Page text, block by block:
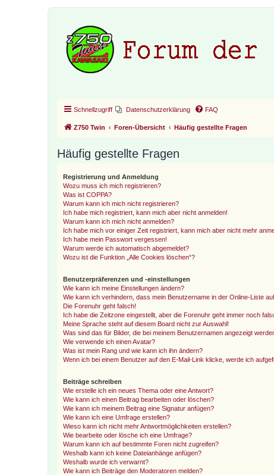
Schnellzugriff Datenschutzerklärung FAQ
Z750 Twin Foren-Übersicht Häufig gestellte Fragen
Häufig gestellte Fragen
Registrierung und Anmeldung
Wozu muss ich mich registrieren?
Was ist COPPA?
Warum kann ich mich nicht registrieren?
Ich habe mich registriert, kann mich aber nicht anmelden!
Warum kann ich mich nicht anmelden?
Ich habe mich vor einiger Zeit registriert, kann mich aber nicht mehr
Ich habe mein Passwort vergessen!
Warum werde ich automatisch abgemeldet?
Wozu ist die Funktion „Alle Cookies löschen“?
Benutzerpräferenzen und -einstellungen
Wie kann ich meine Einstellungen ändern?
Wie kann ich verhindern, dass mein Benutzername in der Online-Liste
Die Forenuhr geht falsch!
Ich habe die Zeitzone eingestellt, aber die Forenuhr geht immer noch
Meine Sprache steht auf diesem Board nicht zur Auswahl!
Was sind das für Bilder, die bei meinem Benutzernamen angezeigt
Wie verwende ich einen Avatar?
Was ist mein Rang und wie kann ich ihn ändern?
Wenn ich bei einem Benutzer auf den E-Mail-Link klicke, werde ich
Beiträge schreiben
Wie erstelle ich ein neues Thema oder eine Antwort?
Wie kann ich einen Beitrag bearbeiten oder löschen?
Wie kann ich meinem Beitrag eine Signatur anfügen?
Wie kann ich eine Umfrage erstellen?
Wieso kann ich nicht mehr Antwortmöglichkeiten erstellen?
Wie bearbeite oder lösche ich eine Umfrage?
Warum kann ich auf bestimmte Foren nicht zugreifen?
Weshalb kann ich keine Dateianhänge anfügen?
Weshalb wurde ich verwarnt?
Wie kann ich Beiträge den Moderatoren melden?